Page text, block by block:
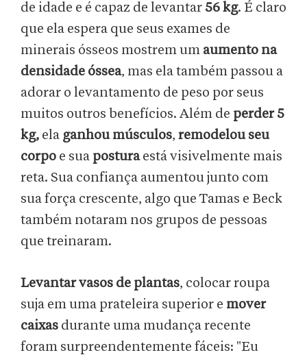
de idade e é capaz de levantar 56 kg. É claro
que ela espera que seus exames de
minerais ósseos mostrem um aumento na
densidade óssea, mas ela também passou a
adorar o levantamento de peso por seus
muitos outros benefícios. Além de perder 5
kg, ela ganhou músculos, remodelou seu
corpo e sua posturaestá visivelmente mais
reta. Sua confiança aumentou junto com
sua força crescente, algo que Tamas e Beck
também notaram nos grupos de pessoas
que treinaram.
Levantar vasos de plantas, colocar roupa
suja em uma prateleira superior e mover
caixas durante uma mudança recente
foram surpreendentemente fáceis: "Eu